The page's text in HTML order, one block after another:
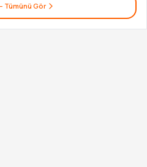
Tümünü Gör